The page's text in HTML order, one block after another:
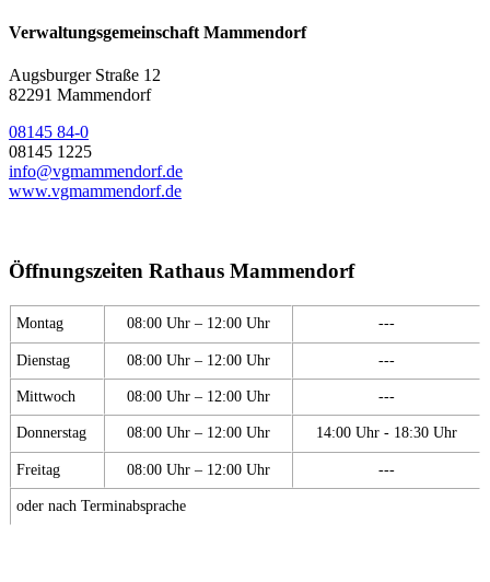
Verwaltungsgemeinschaft Mammendorf
Augsburger Straße 12
82291 Mammendorf
08145 84-0
08145 1225
info@vgmammendorf.de
www.vgmammendorf.de
Öffnungszeiten Rathaus Mammendorf
Montag 08:00 Uhr – 12:00 Uhr ---
Dienstag 08:00 Uhr – 12:00 Uhr ---
Mittwoch 08:00 Uhr – 12:00 Uhr ---
Donnerstag 08:00 Uhr – 12:00 Uhr 14:00 Uhr - 18:30 Uhr
Freitag 08:00 Uhr – 12:00 Uhr ---
oder nach Terminabsprache